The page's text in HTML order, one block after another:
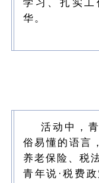
学习、扎实
华。
活动中，
俗易懂的语言
养老保险、税
青年说·税费